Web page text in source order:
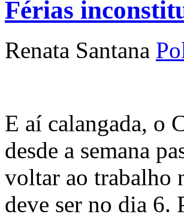
Férias
Renata Santana
E aí calangada, o
desde a semana
voltar ao trabalho
deve ser no dia 6.